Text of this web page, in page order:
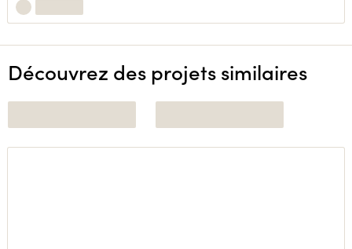
Découvrez des projets similaires